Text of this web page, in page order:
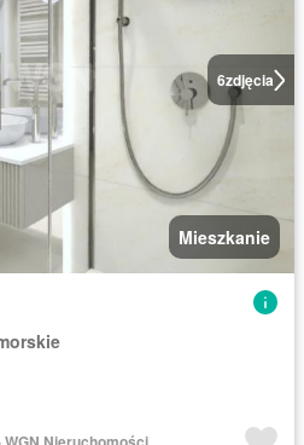
6zdjęcia
Mieszkanie